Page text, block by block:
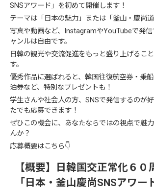
SNSアワード」を初めて開催します！
テーマは「日本の魅力」または「釜山・慶尚道
写真や動画など、InstagramやYouTubeで発
ャンルは自由です。
日韓の観光や交流促進をもっと盛り上げるこ
す。
優秀作品に選ばれると、韓国往復航空券・乗
泊券など、特別なプレゼントも！
学生さんや社会人の方、SNSで発信するのが
たでも応募できます！
ぜひこの機会に、あなたならではの視点で魅
んか？
応募概要はこちら👇
【概要】日韓国交正常化６０
「日本・釜山慶尚SNSアワー